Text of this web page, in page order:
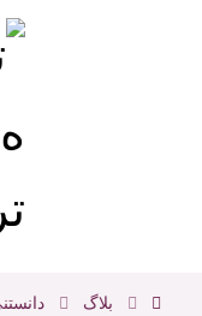
بلاگ